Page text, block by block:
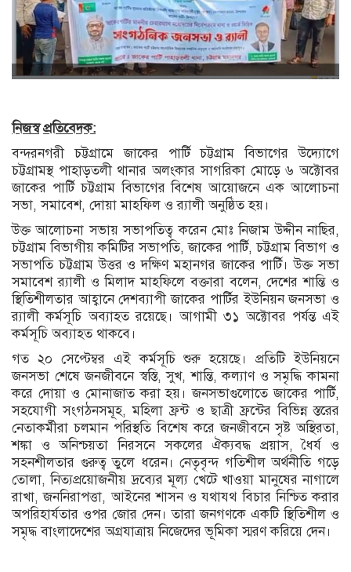
নিজস্ব প্রতিবেদক:
বন্দরনগরী চট্টগ্রামে জাকের পার্টি চট্টগ্রাম বিভাগের উদ্যোগে
চট্টগ্রামস্থ পাহাড়তলী থানার অলংকার সাগরিকা মোড়ে ৬ অক্টোবর
জাকের পার্টি চট্টগ্রাম বিভাগের বিশেষ আয়োজনে এক আলোচনা
সভা, সমাবেশ, দোয়া মাহফিল ও র‌্যালী অনুষ্ঠিত হয়।
উক্ত আলোচনা সভায় সভাপতিত্ব করেন মোঃ নিজাম উদ্দীন নাছির,
চট্টগ্রাম বিভাগীয় কমিটির সভাপতি, জাকের পার্টি, চট্টগ্রাম বিভাগ ও
সভাপতি চট্টগ্রাম উত্তর ও দক্ষিণ মহানগর জাকের পার্টি। উক্ত সভা
সমাবেশ ‌র‌্যালী ও মিলাদ মাহফিলে বক্তারা বলেন, দেশের শান্তি ও
স্থিতিশীলতার আহ্বানে দেশব্যাপী জাকের পার্টির ইউনিয়ন জনসভা ও
র‌্যালী কর্মসূচি অব্যাহত রয়েছে। আগামী ৩১ অক্টোবর পর্যন্ত এই
কর্মসূচি অব্যাহত থাকবে।
গত ২০ সেপ্টেম্বর এই কর্মসূচি শুরু হয়েছে। প্রতিটি ইউনিয়নে
জনসভা শেষে জনজীবনে স্বস্তি, সুখ, শান্তি, কল্যাণ ও সমৃদ্ধি কামনা
করে দোয়া ও মোনাজাত করা হয়। জনসভাগুলোতে জাকের পার্টি,
সহযোগী সংগঠনসমূহ, মহিলা ফ্রন্ট ও ছাত্রী ফ্রন্টের বিভিন্ন স্তরের
নেতাকর্মীরা চলমান পরিস্থতি বিশেষ করে জনজীবনে সৃষ্ট অস্থিরতা,
শঙ্কা ও অনিশ্চয়তা নিরসনে সকলের ঐক্যবদ্ধ প্রয়াস, ধৈর্য ও
সহনশীলতার গুরুত্ব তুলে ধরেন। নেতৃবৃন্দ গতিশীল অর্থনীতি গড়ে
তোলা, নিত্যপ্রয়োজনীয় দ্রব্যের মূল্য খেটে খাওয়া মানুষের নাগালে
রাখা, জননিরাপত্তা, আইনের শাসন ও যথাযথ বিচার নিশ্চিত করার
অপরিহার্যতার ওপর জোর দেন। তারা জনগণকে একটি স্থিতিশীল ও
সমৃদ্ধ বাংলাদেশের অগ্রযাত্রায় নিজেদের ভূমিকা স্মরণ করিয়ে দেন।